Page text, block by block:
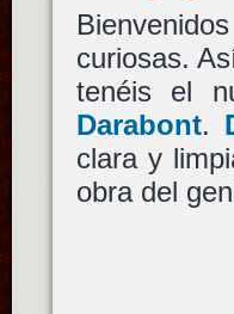
curiosas.
tenéis el
Darabont.
clara y
obra del